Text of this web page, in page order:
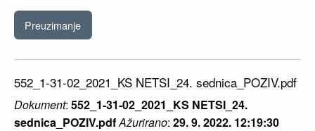
Preuzimanje
552_1-31-02_2021_KS NETSI_24. sednica_POZIV.pdf
Dokument: 552_1-31-02_2021_KS NETSI_24.
sednica_POZIV.pdfAžurirano: 29. 9. 2022. 12:19:30